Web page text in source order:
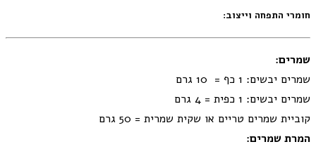
חומרי התפחה וייצוב:
שמרים:
שמרים יבשים: 1 כף = 10 גרם
שמרים יבשים: 1 כפית = 4 גרם
קוביית שמרים טריים או שקית שמרית = 50 גרם
המרת שמרים: